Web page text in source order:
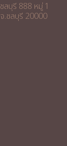
ลบุรี 888 หมู่ 1
.ชลบุรี 20000